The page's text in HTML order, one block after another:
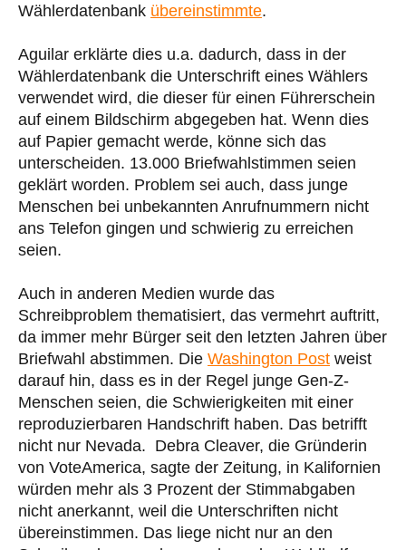
Wählerdatenbank übereinstimmte.
Aguilar erklärte dies u.a. dadurch, dass in der
Wählerdatenbank die Unterschrift eines Wählers
verwendet wird, die dieser für einen Führerschein
auf einem Bildschirm abgegeben hat. Wenn dies
auf Papier gemacht werde, könne sich das
unterscheiden. 13.000 Briefwahlstimmen seien
geklärt worden. Problem sei auch, dass junge
Menschen bei unbekannten Anrufnummern nicht
ans Telefon gingen und schwierig zu erreichen
seien.
Auch in anderen Medien wurde das
Schreibproblem thematisiert, das vermehrt auftritt,
da immer mehr Bürger seit den letzten Jahren über
Briefwahl abstimmen. Die Washington Post weist
darauf hin, dass es in der Regel junge Gen-Z-
Menschen seien, die Schwierigkeiten mit einer
reproduzierbaren Handschrift haben. Das betrifft
nicht nur Nevada. Debra Cleaver, die Gründerin
von VoteAmerica, sagte der Zeitung, in Kalifornien
würden mehr als 3 Prozent der Stimmabgaben
nicht anerkannt, weil die Unterschriften nicht
übereinstimmen. Das liege nicht nur an den